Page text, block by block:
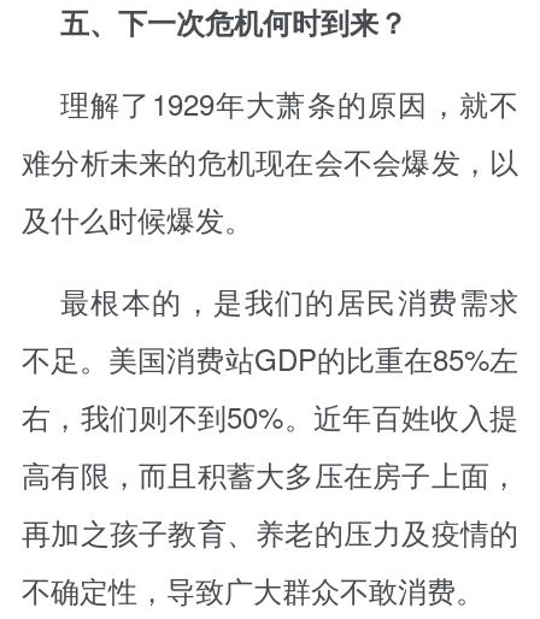
五、下一次危机何时到来？
理解了1929年大萧条的原因，就不
难分析未来的危机现在会不会爆发，以
及什么时候爆发。
最根本的，是我们的居民消费需求
不足。美国消费站GDP的比重在85%左
右，我们则不到50%。近年百姓收入提
高有限，而且积蓄大多压在房子上面，
再加之孩子教育、养老的压力及疫情的
不确定性，导致广大群众不敢消费。